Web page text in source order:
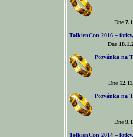
Dne
TolkienCon 2016 –
Dne
Pozvánka na
Dne
Pozvánka na
Dne
TolkienCon 2014 –